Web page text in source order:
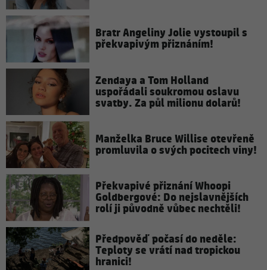
Bratr Angeliny Jolie vystoupil s
překvapivým přiznáním!
Zendaya a Tom Holland
uspořádali soukromou oslavu
svatby. Za půl milionu dolarů!
Manželka Bruce Willise otevřeně
promluvila o svých pocitech viny!
Překvapivé přiznání Whoopi
Goldbergové: Do nejslavnějších
rolí ji původně vůbec nechtěli!
Předpověď počasí do neděle:
Teploty se vrátí nad tropickou
hranici!